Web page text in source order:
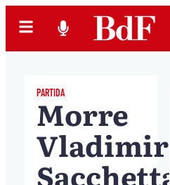
PARTIDA
Morre
Vladimir
Sacchetta,